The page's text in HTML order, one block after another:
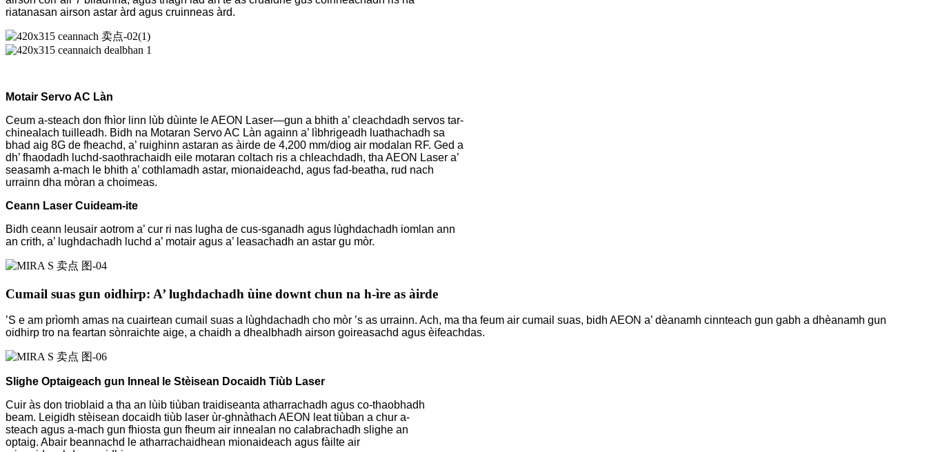
riatanasan airson astar àrd agus cruinneas àrd.
Motair Servo AC Làn
Ceum a-steach don fhìor linn lùb dùinte le AEON Laser—gun a bhith a’ cleachdadh servos tar-
chinealach tuilleadh. Bidh na Motaran Servo AC Làn againn a’ lìbhrigeadh luathachadh sa
bhad aig 8G de fheachd, a’ ruighinn astaran as àirde de 4,200 mm/diog air modalan RF. Ged a
dh’ fhaodadh luchd-saothrachaidh eile motaran coltach ris a chleachdadh, tha AEON Laser a’
seasamh a-mach le bhith a’ cothlamadh astar, mionaideachd, agus fad-beatha, rud nach
urrainn dha mòran a choimeas.
Ceann Laser Cuideam-ite
Bidh ceann leusair aotrom a’ cur ri nas lugha de cus-sganadh agus lùghdachadh iomlan ann
an crith, a’ lughdachadh luchd a’ motair agus a’ leasachadh an astar gu mòr.
Cumail suas gun oidhirp: A’ lughdachadh ùine downt chun na h-ìre as àirde
’S e am prìomh amas na cuairtean cumail suas a lùghdachadh cho mòr ’s as urrainn. Ach, ma tha feum air cumail suas, bidh AEON a’ dèanamh cinnteach gun gabh a dhèanamh gun
oidhirp tro na feartan sònraichte aige, a chaidh a dhealbhadh airson goireasachd agus èifeachdas.
Slighe Optaigeach gun Inneal le Stèisean Docaidh Tiùb Laser
Cuir às don trioblaid a tha an lùib tiùban traidiseanta atharrachadh agus co-thaobhadh
beam. Leigidh stèisean docaidh tiùb laser ùr-ghnàthach AEON leat tiùban a chur a-
steach agus a-mach gun fhiosta gun fheum air innealan no calabrachadh slighe an
optaig. Abair beannachd le atharrachaidhean mionaideach agus fàilte air